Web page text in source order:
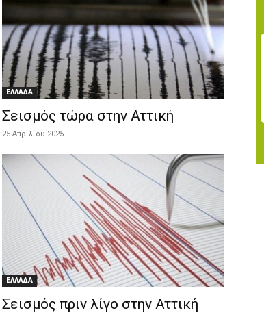
ΕΛΛΑΔΑ
Σεισμός τώρα στην Αττική
25 Απριλίου 2025
ΕΛΛΑΔΑ
Σεισμός πριν λίγο στην Αττική